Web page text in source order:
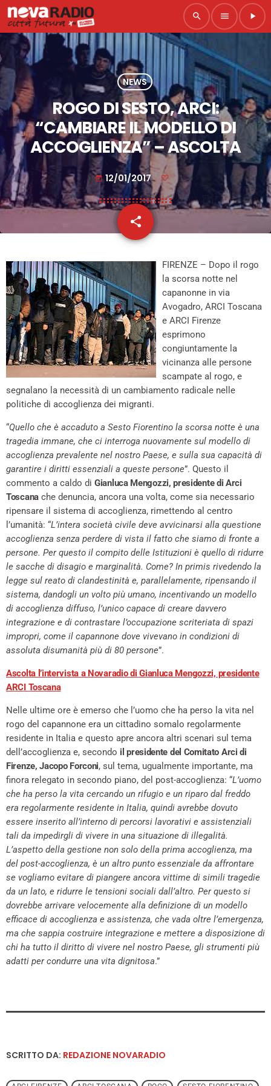
search menu play_arrow
NEWS
ROGO DI SESTO, ARCI:
“CAMBIARE IL MODELLO DI
ACCOGLIENZA” – ASCOLTA
today 12/01/2017
share
email
FIRENZE – Dopo il rogo
la scorsa notte nel
capanonne in via
Avogadro, ARCI Toscana
e ARCI Firenze
esprimono
congiuntamente la
vicinanza alle persone
scampate al rogo, e
segnalano la necessità di un cambiamento radicale nelle
politiche di accoglienza dei migranti.
“Quello che è accaduto a Sesto Fiorentino la scorsa notte è una
tragedia immane, che ci interroga nuovamente sul modello di
accoglienza prevalente nel nostro Paese, e sulla sua capacità di
garantire i diritti essenziali a queste persone”. Questo il
commento a caldo di Gianluca Mengozzi, presidente di Arci
Toscanache denuncia, ancora una volta, come sia necessario
ripensare il sistema di accoglienza, rimettendo al centro
l’umanità: “L’intera società civile deve avvicinarsi alla questione
accoglienza senza perdere di vista il fatto che siamo di fronte a
persone. Per questo il compito delle Istituzioni è quello di ridurre
le sacche di disagio e marginalità. Come? In primis rivedendo la
legge sul reato di clandestinità e, parallelamente, ripensando il
sistema, dandogli un volto più umano, incentivando un modello
di accoglienza diffuso, l’unico capace di creare davvero
integrazione e di contrastare l’occupazione scriteriata di spazi
impropri, come il capannone dove vivevano in condizioni di
assoluta disumanità più di 80 persone”.
Ascolta l’intervista a Novaradio di Gianluca Mengozzi, presidente
ARCI Toscana
Nelle ultime ore è emerso che l’uomo che ha perso la vita nel
rogo del capannone era un cittadino somalo regolarmente
residente in Italia e questo apre ancora altri scenari sul tema
dell’accoglienza e, secondo il presidente del Comitato Arci di
Firenze, Jacopo Forconi, sul tema, ugualmente importante, ma
finora relegato in secondo piano, del post-accoglienza: “L’uomo
che ha perso la vita cercando un rifugio e un riparo dal freddo
era regolarmente residente in Italia, quindi avrebbe dovuto
essere inserito all’interno di percorsi lavorativi e assistenziali
tali da impedirgli di vivere in una situazione di illegalità.
L’aspetto della gestione non solo della prima accoglienza, ma
del post-accoglienza, è un altro punto essenziale da affrontare
se vogliamo evitare di piangere ancora vittime di simili tragedie
da un lato, e ridurre le tensioni sociali dall’altro. Per questo si
dovrebbe arrivare velocemente alla definizione di un modello
efficace di accoglienza e assistenza, che vada oltre l’emergenza,
ma che sappia costruire integrazione e mettere a disposizione di
chi ha tutto il diritto di vivere nel nostro Paese, gli strumenti più
adatti per condurre una vita dignitosa.”
SCRITTO DA: REDAZIONE NOVARADIO